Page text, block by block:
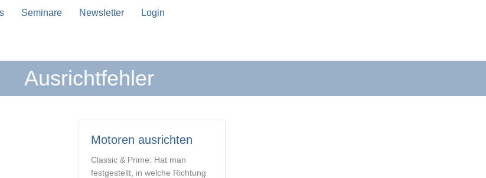
Seminare Newsletter Login
Ausrichtfehler
verfügbar sind, benutze die Pfeile nach oben und unten, um sie zu überprüfen, und die
Motoren ausrichten
Classic & Prime: Hat man
festgestellt, in welche Richtung